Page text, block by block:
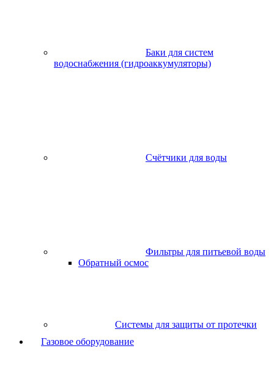
Баки для систем
водоснабжения (гидроаккумуляторы)
Счётчики для воды
Фильтры для питьевой воды
Обратный осмос
Системы для защиты от протечки
Газовое оборудование